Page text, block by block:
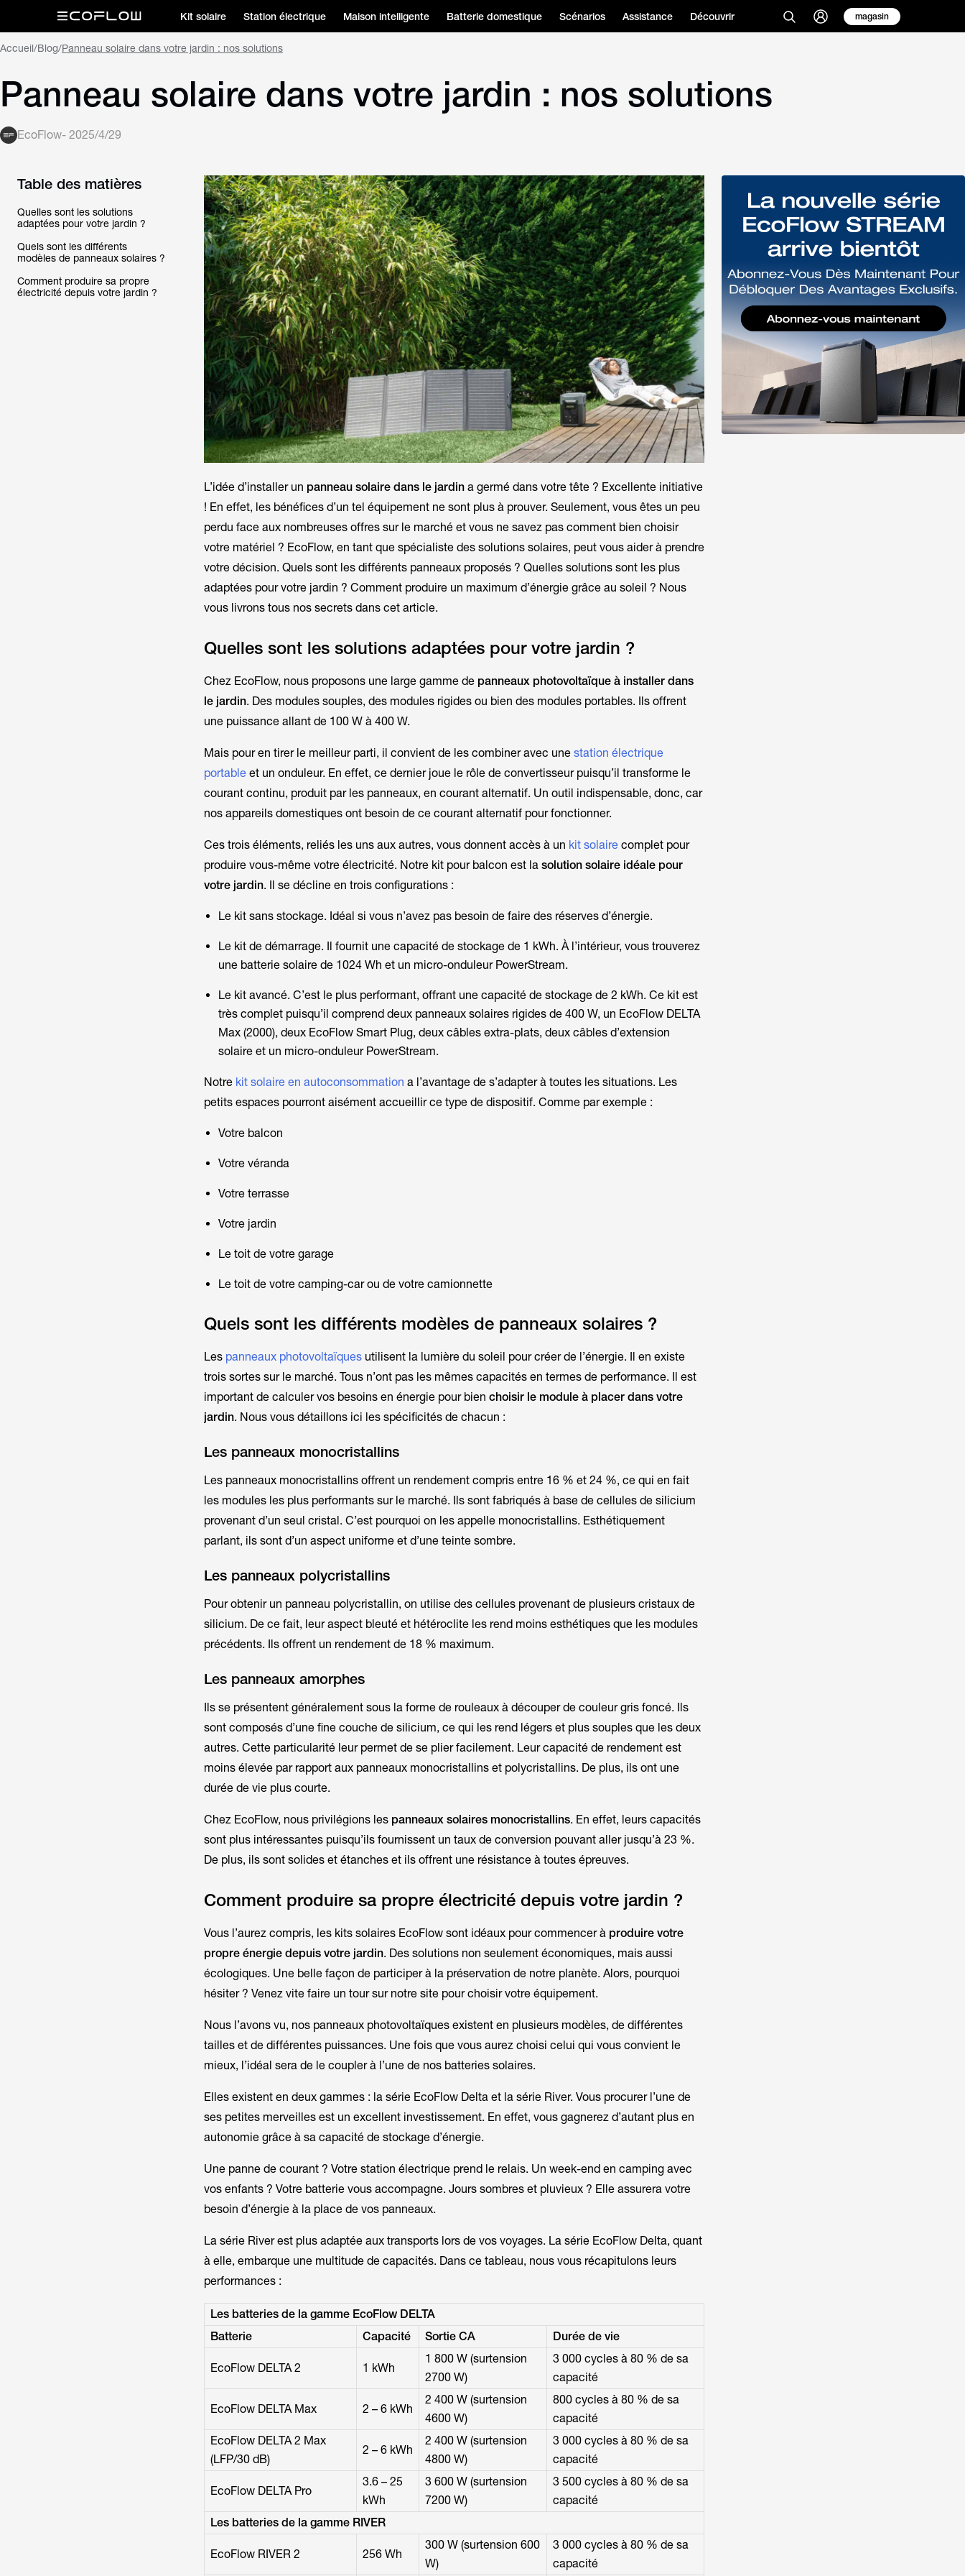
Kit solaire Station électrique Maison intelligente Batterie domestique Scénarios Assistance Découvrir magasin
Accueil/Blog/Panneau solaire dans votre jardin : nos solutions
Panneau solaire dans votre jardin : nos solutions
EcoFlow- 2025/4/29
Table des matières
Quelles sont les solutions
adaptées pour votre jardin ?
Quels sont les différents
modèles de panneaux solaires ?
Comment produire sa propre
électricité depuis votre jardin ?
L’idée d’installer un panneau solaire dans le jardina germé dans votre tête ? Excellente initiative
! En effet, les bénéfices d’un tel équipement ne sont plus à prouver. Seulement, vous êtes un peu
perdu face aux nombreuses offres sur le marché et vous ne savez pas comment bien choisir
votre matériel ? EcoFlow, en tant que spécialiste des solutions solaires, peut vous aider à prendre
votre décision. Quels sont les différents panneaux proposés ? Quelles solutions sont les plus
adaptées pour votre jardin ? Comment produire un maximum d’énergie grâce au soleil ? Nous
vous livrons tous nos secrets dans cet article.
Quelles sont les solutions adaptées pour votre jardin ?
Chez EcoFlow, nous proposons une large gamme de panneaux photovoltaïque à installer dans
le jardin. Des modules souples, des modules rigides ou bien des modules portables. Ils offrent
une puissance allant de 100 W à 400 W.
Mais pour en tirer le meilleur parti, il convient de les combiner avec une station électrique
portableet un onduleur. En effet, ce dernier joue le rôle de convertisseur puisqu’il transforme le
courant continu, produit par les panneaux, en courant alternatif. Un outil indispensable, donc, car
nos appareils domestiques ont besoin de ce courant alternatif pour fonctionner.
Ces trois éléments, reliés les uns aux autres, vous donnent accès à un kit solairecomplet pour
produire vous-même votre électricité. Notre kit pour balcon est lasolution solaire idéale pour
votre jardin. Il se décline en trois configurations :
Le kit sans stockage. Idéal si vous n’avez pas besoin de faire des réserves d’énergie.
Le kit de démarrage. Il fournit une capacité de stockage de 1 kWh. À l’intérieur, vous trouverez
une batterie solaire de 1024 Wh et un micro-onduleur PowerStream.
Le kit avancé. C’est le plus performant, offrant une capacité de stockage de 2 kWh. Ce kit est
très complet puisqu’il comprend deux panneaux solaires rigides de 400 W, un EcoFlow DELTA
Max (2000), deux EcoFlow Smart Plug, deux câbles extra-plats, deux câbles d’extension
solaire et un micro-onduleur PowerStream.
Notre kit solaire en autoconsommation a l’avantage de s’adapter à toutes les situations. Les
petits espaces pourront aisément accueillir ce type de dispositif. Comme par exemple :
Votre balcon
Votre véranda
Votre terrasse
Votre jardin
Le toit de votre garage
Le toit de votre camping-car ou de votre camionnette
Quels sont les différents modèles de panneaux solaires ?
Les panneaux photovoltaïquesutilisent la lumière du soleil pour créer de l’énergie. Il en existe
trois sortes sur le marché. Tous n’ont pas les mêmes capacités en termes de performance. Il est
important de calculer vos besoins en énergie pour bien choisir le module à placer dans votre
jardin. Nous vous détaillons ici les spécificités de chacun :
Les panneaux monocristallins
Les panneaux monocristallins offrent un rendement compris entre 16 % et 24 %, ce qui en fait
les modules les plus performants sur le marché. Ils sont fabriqués à base de cellules de silicium
provenant d’un seul cristal. C’est pourquoi on les appelle monocristallins. Esthétiquement
parlant, ils sont d’un aspect uniforme et d’une teinte sombre.
Les panneaux polycristallins
Pour obtenir un panneau polycristallin, on utilise des cellules provenant de plusieurs cristaux de
silicium. De ce fait, leur aspect bleuté et hétéroclite les rend moins esthétiques que les modules
précédents. Ils offrent un rendement de 18 % maximum.
Les panneaux amorphes
Ils se présentent généralement sous la forme de rouleaux à découper de couleur gris foncé. Ils
sont composés d’une fine couche de silicium, ce qui les rend légers et plus souples que les deux
autres. Cette particularité leur permet de se plier facilement. Leur capacité de rendement est
moins élevée par rapport aux panneaux monocristallins et polycristallins. De plus, ils ont une
durée de vie plus courte.
Chez EcoFlow, nous privilégions les panneaux solaires monocristallins. En effet, leurs capacités
sont plus intéressantes puisqu’ils fournissent un taux de conversion pouvant aller jusqu’à 23 %.
De plus, ils sont solides et étanches et ils offrent une résistance à toutes épreuves.
Comment produire sa propre électricité depuis votre jardin ?
Vous l’aurez compris, les kits solaires EcoFlow sont idéaux pour commencer à produire votre
propre énergie depuis votre jardin. Des solutions non seulement économiques, mais aussi
écologiques. Une belle façon de participer à la préservation de notre planète. Alors, pourquoi
hésiter ? Venez vite faire un tour sur notre site pour choisir votre équipement.
Nous l’avons vu, nos panneaux photovoltaïques existent en plusieurs modèles, de différentes
tailles et de différentes puissances. Une fois que vous aurez choisi celui qui vous convient le
mieux, l’idéal sera de le coupler à l’une de nos batteries solaires.
Elles existent en deux gammes : la série EcoFlow Deltaet la série River. Vous procurer l’une de
ses petites merveilles est un excellent investissement. En effet, vous gagnerez d’autant plus en
autonomie grâce à sa capacité de stockage d’énergie.
Une panne de courant ? Votre station électrique prend le relais. Un week-end en camping avec
vos enfants ? Votre batterie vous accompagne. Jours sombres et pluvieux ? Elle assurera votre
besoin d’énergie à la place de vos panneaux.
La série Riverest plus adaptée aux transports lors de vos voyages. La série EcoFlow Delta, quant
à elle, embarque une multitude de capacités. Dans ce tableau, nous vous récapitulons leurs
performances :
Les batteries de la gamme EcoFlow DELTA
Batterie
Capacité Sortie CA Durée de vie
EcoFlow DELTA 2 1 kWh
1 800 W (surtension
2700 W)
3 000 cycles à 80 % de sa
capacité
EcoFlow DELTA Max 2 – 6 kWh
2 400 W (surtension
4600 W)
800 cycles à 80 % de sa
capacité
EcoFlow DELTA 2 Max
(LFP/30 dB)
2 – 6 kWh
2 400 W (surtension
4800 W)
3 000 cycles à 80 % de sa
capacité
EcoFlow DELTA Pro
3.6 – 25
kWh
3 600 W (surtension
7200 W)
3 500 cycles à 80 % de sa
capacité
Les batteries de la gamme RIVER
EcoFlow RIVER 2 256 Wh
300 W (surtension 600
W)
3 000 cycles à 80 % de sa
capacité